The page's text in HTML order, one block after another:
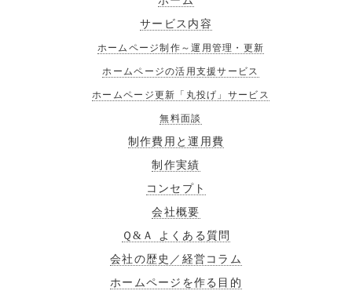
サービス内容
ホームページ制作～運用管理・更新
ホームページの活用支援サービス
ホームページ更新「丸投げ」サービス
無料面談
制作費用と運用費
制作実績
コンセプト
会社概要
Ｑ&Ａ よくある質問
会社の歴史／経営コラム
ホームページを作る目的